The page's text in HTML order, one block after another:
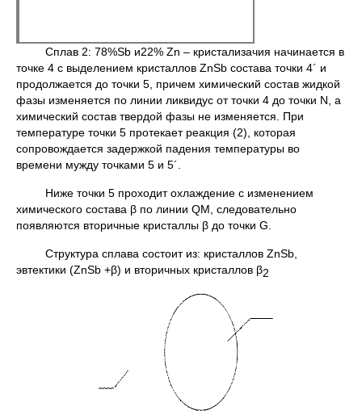
Сплав 2: 78%Sb и22% Zn – кристализачия начинается в
точке 4 с выделением кристаллов ZnSb состава точки 4´ и
продолжается до точки 5, причем химический состав жидкой
фазы изменяется по линии ликвидус от точки 4 до точки N, а
химический состав твердой фазы не изменяется. При
температуре точки 5 протекает реакция (2), которая
сопровождается задержкой падения температуры во
времени мужду точками 5 и 5´.
Ниже точки 5 проходит охлаждение с изменением
химического состава β по линии QM, следовательно
появляются вторичные кристаллы β до точки G.
Структура сплава состоит из: кристаллов ZnSb,
эвтектики (ZnSb +β) и вторичных кристаллов β2